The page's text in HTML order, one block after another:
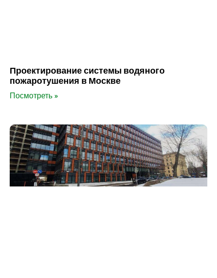
Проектирование системы водяного
пожаротушения в Москве
Посмотреть »